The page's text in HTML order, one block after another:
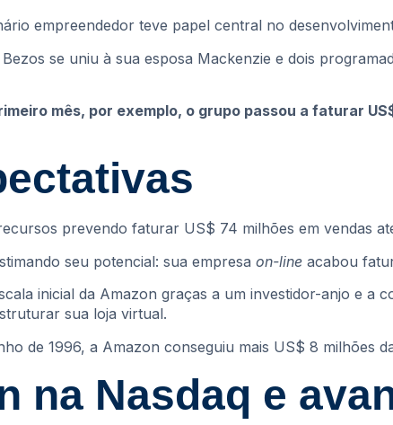
empreendedor teve papel central no
se uniu à sua esposa Mackenzie e dois
mês, por exemplo, o grupo passou a faturar
prevendo faturar US$ 74 milhões em vendas
seu potencial: sua empresa on-line acabou
inicial da Amazon graças a um investidor-anjo e a
sua loja virtual.
de 1996, a Amazon conseguiu mais US$ 8 milhões
na Nasdaq e